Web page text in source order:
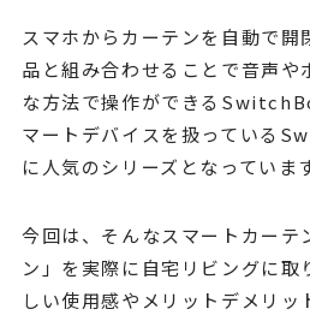
スマホからカーテンを自動で
品と組み合わせることで音声や
な方法で操作ができる
マートデバイスを扱っている
に人気のシリーズとなっていま
今回は、そんなスマートカー
ン」を実際に自宅リビングに取
しい使用感やメリットデメリッ